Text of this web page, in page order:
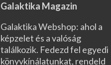
Galaktika Magazin
Galaktika Webshop: ahol a
képzelet és a valóság
találkozik. Fedezd fel egyedi
könyvkínálatunkat, rendeld